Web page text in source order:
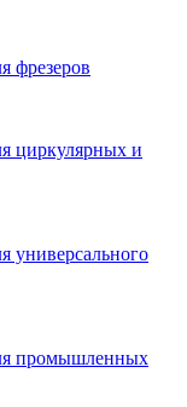
фрезеров
циркулярных и
универсального
промышленных